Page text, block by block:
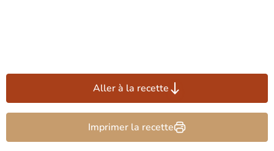
Aller à la recette
Imprimer la recette